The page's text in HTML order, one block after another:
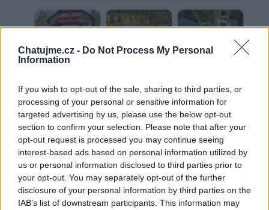
Chatujme.cz - Do Not Process My Personal
Information
If you wish to opt-out of the sale, sharing to third parties, or
processing of your personal or sensitive information for
targeted advertising by us, please use the below opt-out
section to confirm your selection. Please note that after your
opt-out request is processed you may continue seeing
interest-based ads based on personal information utilized by
us or personal information disclosed to third parties prior to
your opt-out. You may separately opt-out of the further
disclosure of your personal information by third parties on the
IAB’s list of downstream participants. This information may
Letni Krása Každý rok
+2
DALŠÍ
Zobrazit vše